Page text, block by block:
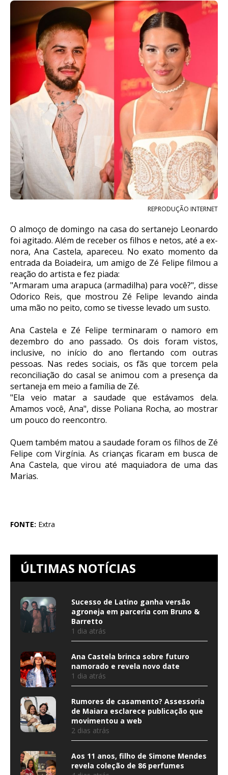
REPRODUÇÃO INTERNET
O almoço de domingo na casa do sertanejo Leonardo
foi agitado. Além de receber os filhos e netos, até a ex-
nora, Ana Castela, apareceu. No exato momento da
entrada da Boiadeira, um amigo de Zé Felipe filmou a
reação do artista e fez piada:
"Armaram uma arapuca (armadilha) para você?", disse
Odorico Reis, que mostrou Zé Felipe levando ainda
uma mão no peito, como se tivesse levado um susto.
Ana Castela e Zé Felipe terminaram o namoro em
dezembro do ano passado. Os dois foram vistos,
inclusive, no início do ano flertando com outras
pessoas. Nas redes sociais, os fãs que torcem pela
reconciliação do casal se animou com a presença da
sertaneja em meio a família de Zé.
"Ela veio matar a saudade que estávamos dela.
Amamos você, Ana", disse Poliana Rocha, ao mostrar
um pouco do reencontro.
Quem também matou a saudade foram os filhos de Zé
Felipe com Virgínia. As crianças ficaram em busca de
Ana Castela, que virou até maquiadora de uma das
Marias.
FONTE: Extra
ÚLTIMAS NOTÍCIAS
Sucesso de Latino ganha versão
agroneja em parceria com Bruno &
Barretto
1 dia atrás
Ana Castela brinca sobre futuro
namorado e revela novo date
1 dia atrás
Rumores de casamento? Assessoria
de Maiara esclarece publicação que
movimentou a web
2 dias atrás
Aos 11 anos, filho de Simone Mendes
revela coleção de 86 perfumes